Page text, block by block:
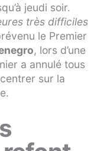
jeudi soir.
très difficiles
le Premier
, lors d’une
a annulé tous
sur la